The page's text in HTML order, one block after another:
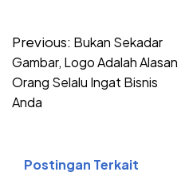
navigation
Previous: Bukan Sekadar
Gambar, Logo Adalah Alasan
Orang Selalu Ingat Bisnis
Anda
Postingan Terkait